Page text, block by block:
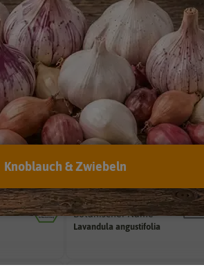
geben Speisen ein besonderes würziges
FLORTUS
2000-0204
4251535408403
DE-ÖKO-006
die nach
Botanischer Name
Lavandula angustifolia
Namen zur eindeutigen
Bestimmung der Pflanze.
Knoblauch & Zwiebeln